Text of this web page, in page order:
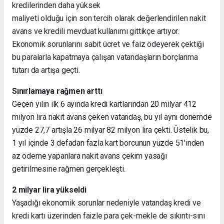
kredilerinden daha yüksek
maliyeti olduğu için son tercih olarak değerlendirilen nakit
avans ve kredili mevduat kullanımı gittikçe artıyor.
Ekonomik sorunlarını sabit ücret ve faiz ödeyerek çektiği
bu paralarla kapatmaya çalışan vatandaşların borçlanma
tutarı da artışa geçti.
Sınırlamaya rağmen arttı
Geçen yılın ilk 6 ayında kredi kartlarından 20 milyar 412
milyon lira nakit avans çeken vatandaş, bu yıl aynı dönemde
yüzde 27,7 artışla 26 milyar 82 milyon lira çekti. Üstelik bu,
1 yıl içinde 3 defadan fazla kart borcunun yüzde 51'inden
az ödeme yapanlara nakit avans çekim yasağı
getirilmesine rağmen gerçekleşti.
2 milyar lira yükseldi
Yaşadığı ekonomik sorunlar nedeniyle vatandaş kredi ve
kredi kartı üzerinden faizle para çek-mekle de sıkıntı-sını